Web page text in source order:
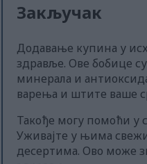
Закључак
Додавање купина у
здравље. Ове бобице
минерала и
варења и штите ваше
Такође могу помоћи у
Уживајте у њима
десертима. Ово може